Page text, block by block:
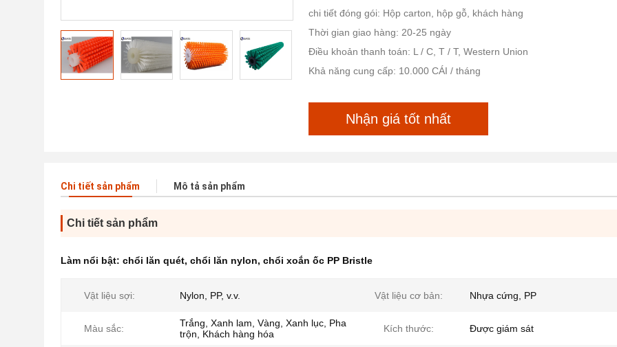
chi tiết đóng gói: Hộp carton, hộp gỗ, khách hàng
Thời gian giao hàng: 20-25 ngày
Điều khoản thanh toán: L / C, T / T, Western Union
Khả năng cung cấp: 10.000 CÁI / tháng
Nhận giá tốt nhất
Chi tiết sản phẩm Mô tả sản phẩm
Chi tiết sản phẩm
Làm nổi bật: chổi lăn quét, chổi lăn nylon, chổi xoắn ốc PP Bristle
Vật liệu sợi: Nylon, PP, v.v. Vật liệu cơ bản: Nhựa cứng, PP
Màu sắc:
Trắng, Xanh lam, Vàng, Xanh lục, Pha
trộn, Khách hàng hóa
Kích thước: Được giám sát